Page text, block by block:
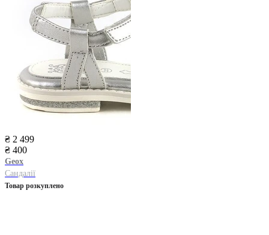
₴ 2 499
₴ 400
Geox
Сандалії
Товар розкуплено